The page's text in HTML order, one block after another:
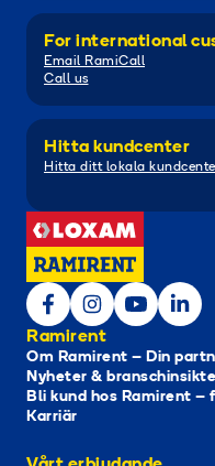
For international
Email RamiCall
Call us
Hitta kundcenter
Hitta ditt lokala
Ramirent
Om Ramirent – Din
Nyheter &
Bli kund hos Ramirent –
Karriär